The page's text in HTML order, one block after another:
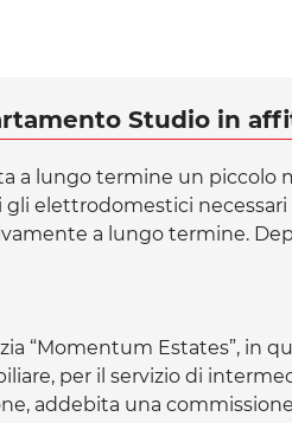
Studio in
a lungo termine un piccolo
elettrodomestici necessari
a lungo termine.
“Momentum Estates”, in
per il servizio di
addebita una